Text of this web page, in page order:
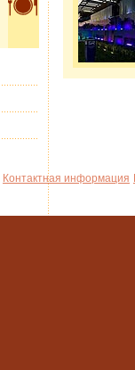
Контактная информация